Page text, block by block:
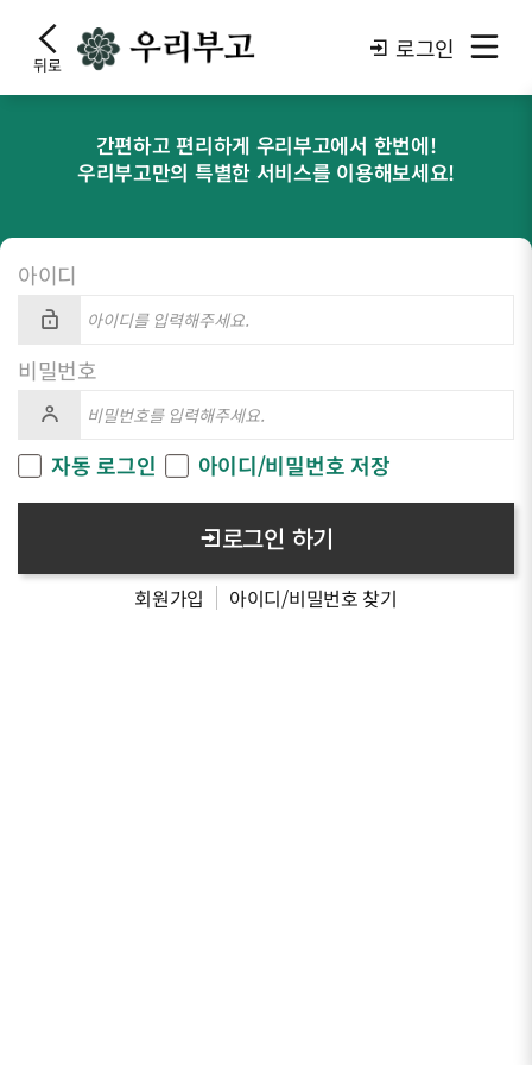
뒤로
로그인
간편하고 편리하게 우리부고에서 한번에!
우리부고만의 특별한 서비스를 이용해보세요!
아이디
비밀번호
자동 로그인 아이디/비밀번호 저장
로그인 하기
회원가입 아이디/비밀번호 찾기